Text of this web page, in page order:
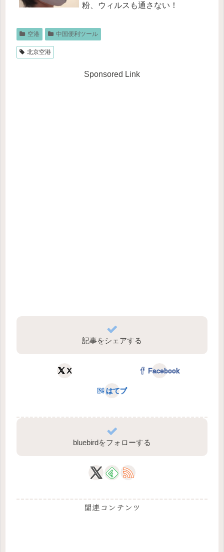
粉、ウィルスも通さない！
空港 中国便利ツール
北京空港
Sponsored Link
記事をシェアする
X Facebook
はてブ
bluebirdをフォローする
関連コンテンツ